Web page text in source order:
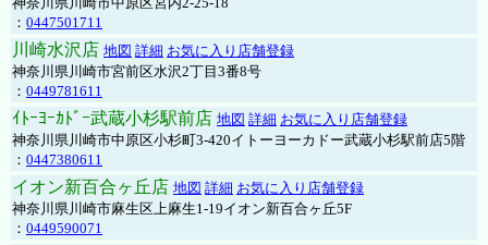
： 0447501711
川崎水沢店 地図 詳細 お気に入り店舗登録
神奈川県川崎市宮前区水沢2丁目3番8号
： 0449781611
ｲﾄｰﾖｰｶﾄﾞｰ武蔵小杉駅前店 地図 詳細 お気に入り店舗登録
神奈川県川崎市中原区小杉町3-420イトーヨーカドー武蔵小杉駅前店5階
： 0447380611
イオン新百合ヶ丘店 地図 詳細 お気に入り店舗登録
神奈川県川崎市麻生区上麻生1-19イオン新百合ヶ丘5F
： 0449590071